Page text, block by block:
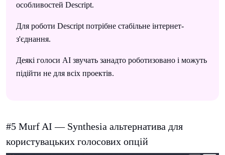
особливостей Descript.
Для роботи Descript потрібне стабільне інтернет-
з'єднання.
Деякі голоси AI звучать занадто роботизовано і можуть
підійти не для всіх проектів.
#5 Murf AI — Synthesia альтернатива для
користувацьких голосових опцій